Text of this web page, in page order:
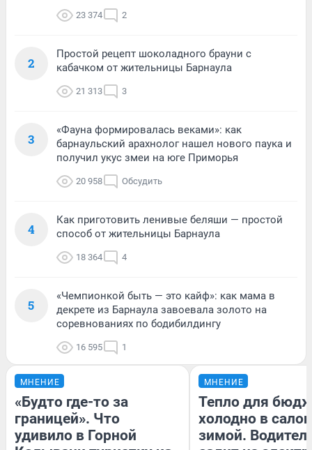
23 374 2
2
Простой рецепт шоколадного брауни с
кабачком от жительницы Барнаула
21 313 3
3
«Фауна формировалась веками»: как
барнаульский арахнолог нашел нового паука и
получил укус змеи на юге Приморья
20 958 Обсудить
4
Как приготовить ленивые беляши — простой
способ от жительницы Барнаула
18 364 4
5
«Чемпионкой быть — это кайф»: как мама в
декрете из Барнаула завоевала золото на
соревнованиях по бодибилдингу
16 595 1
МНЕНИЕ
«Будто где-то за
границей». Что
удивило в Горной
МНЕНИЕ
Тепло для
холодно в
зимой.